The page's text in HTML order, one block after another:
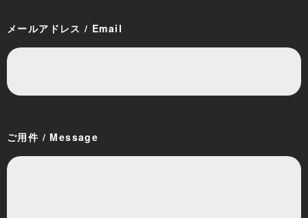
メールアドレス / Email
ご用件 / Message